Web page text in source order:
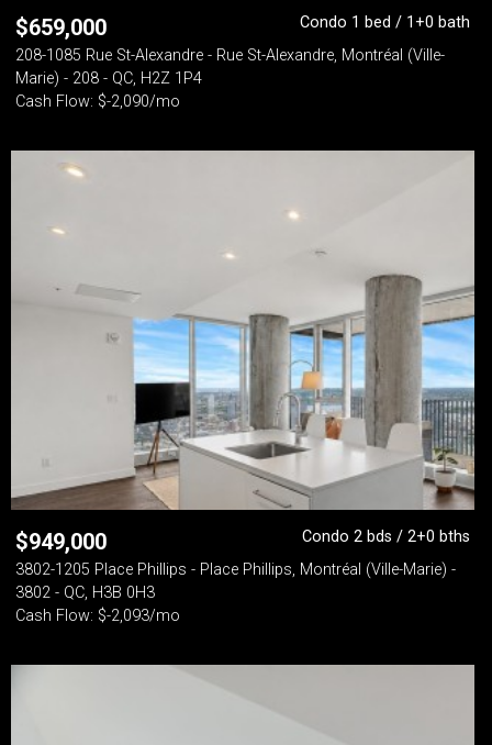
$659,000
Condo 1 bed / 1+0 bath
208-1085 Rue St-Alexandre - Rue St-Alexandre, Montréal (Ville-
Marie) - 208 - QC, H2Z 1P4
Cash Flow: $-2,090/mo
$949,000
Condo 2 bds / 2+0 bths
3802-1205 Place Phillips - Place Phillips, Montréal (Ville-Marie) -
3802 - QC, H3B 0H3
Cash Flow: $-2,093/mo